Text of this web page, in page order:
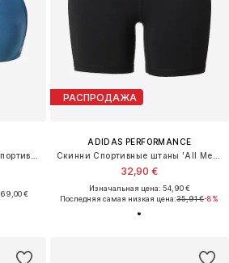
69,00 €
РАСПРОДАЖА
ADIDAS PERFORMANCE
32,90 €
Изначальная цена: 54,90 €
Последняя самая низкая цена:35,91 €-8%